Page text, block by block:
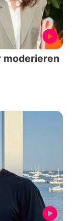
moderieren